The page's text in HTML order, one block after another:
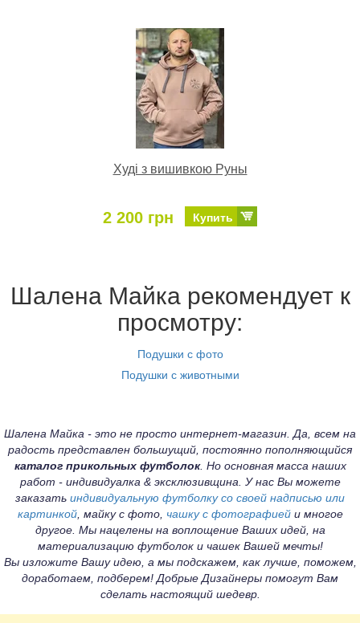
Худі з вишивкою Руны
2 200 грн Купить
Шалена Майка рекомендует к
просмотру:
Подушки с фото
Подушки с животными
Шалена Майка - это не просто интернет-магазин. Да, всем на
радость представлен большущий, постоянно пополняющийся
каталог прикольных футболок. Но основная масса наших
работ - индивидуалка & эксклюзивщина. У нас Вы можете
заказать индивидуальную футболку со своей надписью или
картинкой, майку с фото, чашку с фотографиейи многое
другое. Мы нацелены на воплощение Ваших идей, на
материализацию футболок и чашек Вашей мечты!
Вы изложите Вашу идею, а мы подскажем, как лучше, поможем,
доработаем, подберем! Добрые Дизайнеры помогут Вам
сделать настоящий шедевр.